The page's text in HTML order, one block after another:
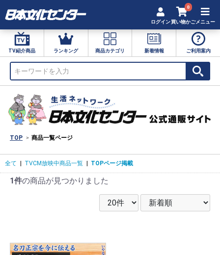
ログイン
0
買い物かごメニュー
TV紹介商品 ランキング 商品カテゴリ 新着情報 ご利用案内
TOP 商品一覧ページ
全て TVCM放映中商品一覧 TOPページ掲載
1件の商品が見つかりました